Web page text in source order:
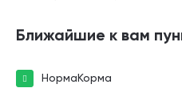
Ближайшие к вам
НормаКорма